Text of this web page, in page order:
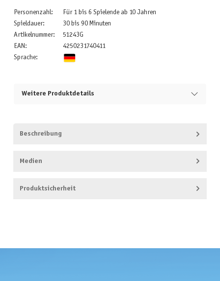
Personenzahl:
Für 1 bis 6 Spielende ab 10 Jahren
Spieldauer:
30 bis 90 Minuten
Artikelnummer:
51243G
EAN:
4250231740411
Sprache:
Weitere Produktdetails
Beschreibung
Medien
Produktsicherheit